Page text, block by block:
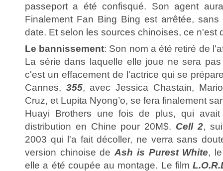
passeport a été confisqué. Son agent
Finalement Fan Bing Bing est arrêtée,
date. Et selon les sources chinoises, ce n'est
Le bannissement: Son nom a été retiré de
La série dans laquelle elle joue ne sera
c'est un effacement de l'actrice qui se
Cannes, 355, avec Jessica Chastain,
Cruz, et Lupita Nyong’o, se fera finalement
Huayi Brothers une fois de plus, qui
distribution en Chine pour 20M$. Cell 2,
2003 qui l'a fait décoller, ne verra sans
version chinoise deAsh is Purest White,
elle a été coupée au montage. Le film